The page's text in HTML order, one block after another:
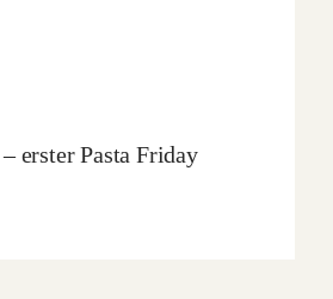
erster Pasta Friday